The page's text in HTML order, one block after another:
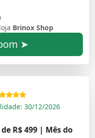
Brinox Shop
➤
30/12/2026
R$ 499 | Mês do